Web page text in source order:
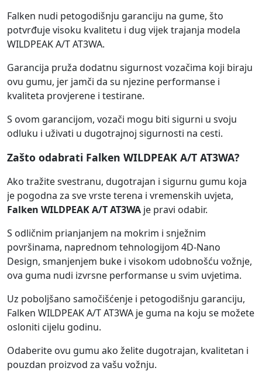
Falken nudi petogodišnju garanciju na gume, što
potvrđuje visoku kvalitetu i dug vijek trajanja modela
WILDPEAK A/T AT3WA.
Garancija pruža dodatnu sigurnost vozačima koji biraju
ovu gumu, jer jamči da su njezine performanse i
kvaliteta provjerene i testirane.
S ovom garancijom, vozači mogu biti sigurni u svoju
odluku i uživati u dugotrajnoj sigurnosti na cesti.
Zašto odabrati Falken WILDPEAK A/T AT3WA?
Ako tražite svestranu, dugotrajan i sigurnu gumu koja
je pogodna za sve vrste terena i vremenskih uvjeta,
Falken WILDPEAK A/T AT3WA je pravi odabir.
S odličnim prianjanjem na mokrim i snježnim
površinama, naprednom tehnologijom 4D-Nano
Design, smanjenjem buke i visokom udobnošću vožnje,
ova guma nudi izvrsne performanse u svim uvjetima.
Uz poboljšano samočišćenje i petogodišnju garanciju,
Falken WILDPEAK A/T AT3WA je guma na koju se možete
osloniti cijelu godinu.
Odaberite ovu gumu ako želite dugotrajan, kvalitetan i
pouzdan proizvod za vašu vožnju.